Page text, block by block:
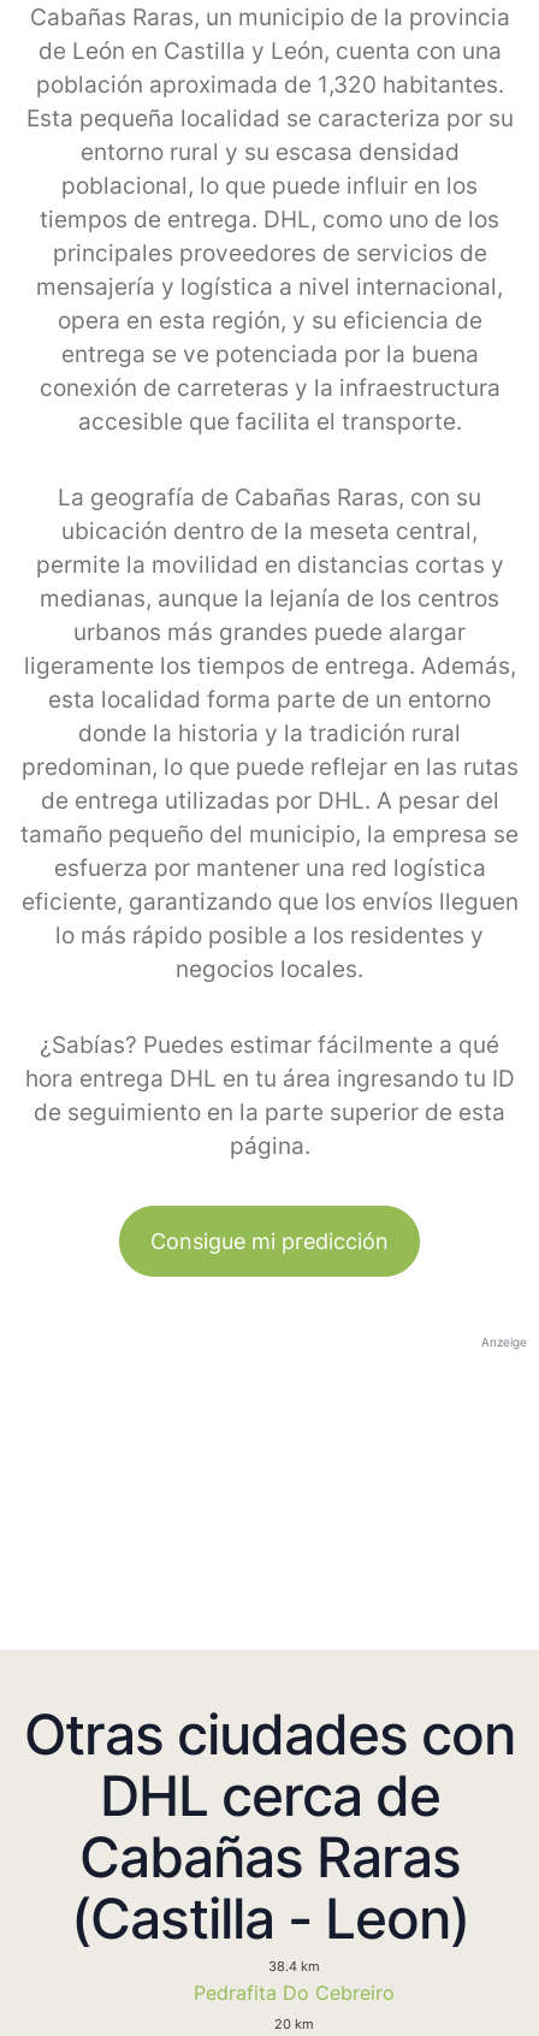
Cabañas Raras, un municipio de la provincia
de León en Castilla y León, cuenta con una
población aproximada de 1,320 habitantes.
Esta pequeña localidad se caracteriza por su
entorno rural y su escasa densidad
poblacional, lo que puede influir en los
tiempos de entrega. DHL, como uno de los
principales proveedores de servicios de
mensajería y logística a nivel internacional,
opera en esta región, y su eficiencia de
entrega se ve potenciada por la buena
conexión de carreteras y la infraestructura
accesible que facilita el transporte.
La geografía de Cabañas Raras, con su
ubicación dentro de la meseta central,
permite la movilidad en distancias cortas y
medianas, aunque la lejanía de los centros
urbanos más grandes puede alargar
ligeramente los tiempos de entrega. Además,
esta localidad forma parte de un entorno
donde la historia y la tradición rural
predominan, lo que puede reflejar en las rutas
de entrega utilizadas por DHL. A pesar del
tamaño pequeño del municipio, la empresa se
esfuerza por mantener una red logística
eficiente, garantizando que los envíos lleguen
lo más rápido posible a los residentes y
negocios locales.
¿Sabías? Puedes estimar fácilmente a qué
hora entrega DHL en tu área ingresando tu ID
de seguimiento en la parte superior de esta
página.
Consigue mi predicción
Anzeige
Otras ciudades con
DHL cerca de
Cabañas Raras
(Castilla - Leon)
38.4 km
Pedrafita Do Cebreiro
20 km